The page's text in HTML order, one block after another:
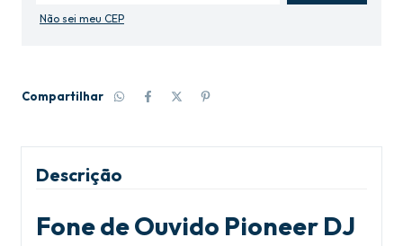
Não sei meu CEP
Compartilhar
Descrição
Fone de Ouvido Pioneer DJ